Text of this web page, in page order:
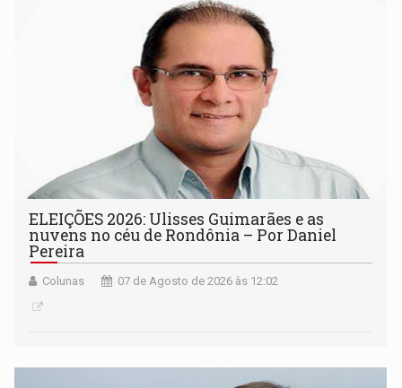
ELEIÇÕES 2026: Ulisses Guimarães e as
nuvens no céu de Rondônia – Por Daniel
Pereira
Colunas 07 de Agosto de 2026 às 12:02